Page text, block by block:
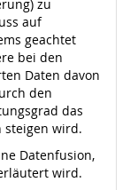
zu
auf
geachtet
bei den
Daten davon
den
das
steigen wird.
Datenfusion,
wird.